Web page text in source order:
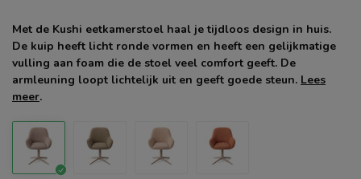
Met de Kushi eetkamerstoel haal je tijdloos design in huis.
De kuip heeft licht ronde vormen en heeft een gelijkmatige
vulling aan foam die de stoel veel comfort geeft. De
armleuning loopt lichtelijk uit en geeft goede steun. Lees
meer.